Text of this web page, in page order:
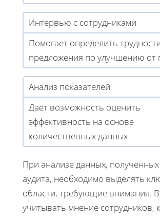
Интервью с сотрудниками
Помогает определить
предложения по улучшению от
Анализ показателей
Даёт возможность оценить
эффективность на основе
количественных данных
При анализе данных,
аудита, необходимо выделять
области, требующие внимания.
учитывать мнение сотрудников,